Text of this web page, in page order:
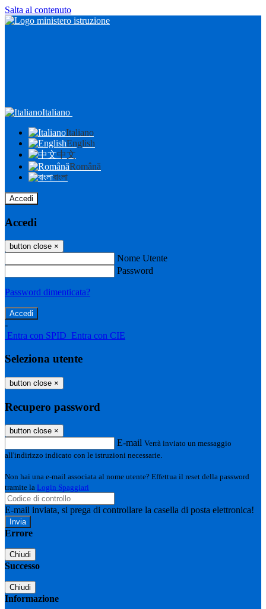
Salta al contenuto
Italiano
Italiano
English
中文
Română
বাংলা
Accedi
Accedi
button close ×
Nome Utente
Password
Password dimenticata?
-
Entra con SPID Entra con CIE
Seleziona utente
button close ×
Recupero password
button close ×
E-mail Verrà inviato un messaggio
all'indirizzo indicato con le istruzioni necessarie.
Non hai una e-mail associata al nome utente? Effettua il reset della password
tramite la Login Spaggiari
E-mail inviata, si prega di controllare la casella di posta elettronica!
Errore
Chiudi
Successo
Chiudi
Informazione